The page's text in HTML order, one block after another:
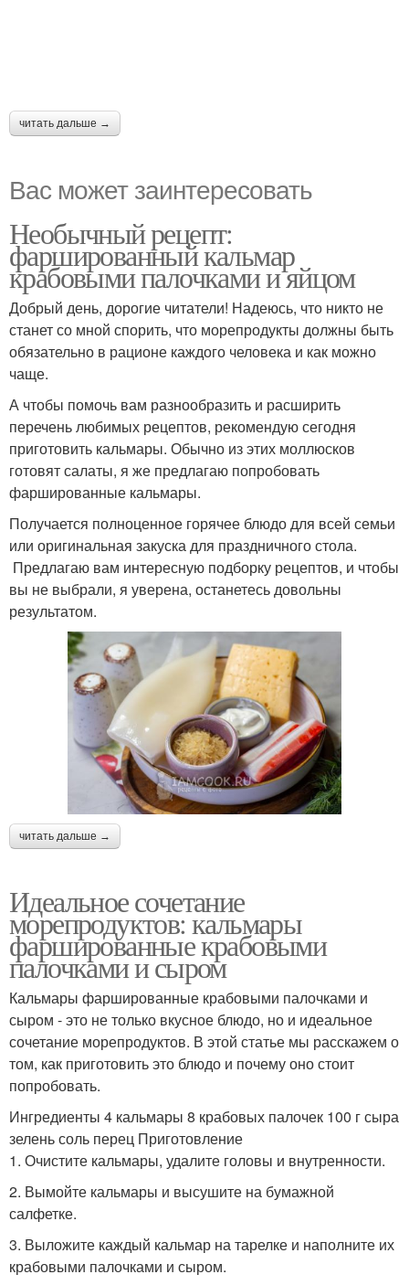
читать дальше →
Вас может заинтересовать
Необычный рецепт:
фаршированный кальмар
крабовыми палочками и яйцом
Добрый день, дорогие читатели! Надеюсь, что никто не
станет со мной спорить, что морепродукты должны быть
обязательно в рационе каждого человека и как можно
чаще.
А чтобы помочь вам разнообразить и расширить
перечень любимых рецептов, рекомендую сегодня
приготовить кальмары. Обычно из этих моллюсков
готовят салаты, я же предлагаю попробовать
фаршированные кальмары.
Получается полноценное горячее блюдо для всей семьи
или оригинальная закуска для праздничного стола.
Предлагаю вам интересную подборку рецептов, и чтобы
вы не выбрали, я уверена, останетесь довольны
результатом.
читать дальше →
Идеальное сочетание
морепродуктов: кальмары
фаршированные крабовыми
палочками и сыром
Кальмары фаршированные крабовыми палочками и
сыром - это не только вкусное блюдо, но и идеальное
сочетание морепродуктов. В этой статье мы расскажем о
том, как приготовить это блюдо и почему оно стоит
попробовать.
Ингредиенты 4 кальмары 8 крабовых палочек 100 г сыра
зелень соль перец Приготовление
1. Очистите кальмары, удалите головы и внутренности.
2. Вымойте кальмары и высушите на бумажной
салфетке.
3. Выложите каждый кальмар на тарелке и наполните их
крабовыми палочками и сыром.